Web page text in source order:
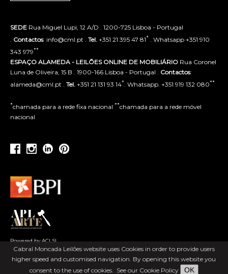
Cabral Moncada Leilões website uses Cookies in order to provide users
higher speed and customised navigation. By opening this website you
consent to the use of cookies.
See our Cookie Policy OK
SEDE Rua Miguel Lupi, 12 A/D . 1200-725 Lisboa - Portugal
Contactos: info@cml.pt . Tel. +351 21 395 47 81* . Whatsapp +351 910
343 979**
ESPAÇO ALAMEDA - LEILÕES ONLINE DE MOBILIÁRIO Rua Coronel
Luna de Oliveira, 15 B . 1900-166 Lisboa - Portugal . Contactos:
alameda@cml.pt . Tel. +351 21 131 93 14* . Whatsapp. +351 919 132 080**
*chamada para a rede fixa nacional **chamada para a rede móvel
nacional
Powered by ACLSI